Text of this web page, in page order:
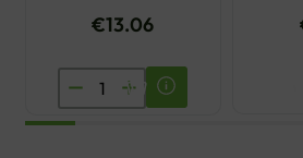
€13.06
KLORANE
ŠAMPON